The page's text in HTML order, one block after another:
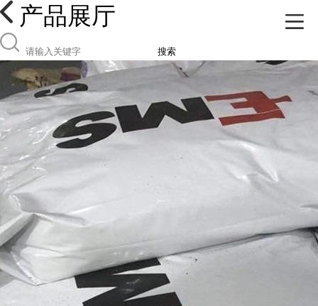
产品展厅
搜索